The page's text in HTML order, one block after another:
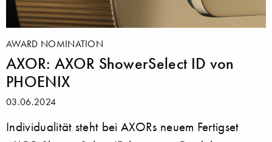
AWARD NOMINATION
AXOR: AXOR ShowerSelect ID von
PHOENIX
03.06.2024
Individualität steht bei AXORs neuem Fertigset